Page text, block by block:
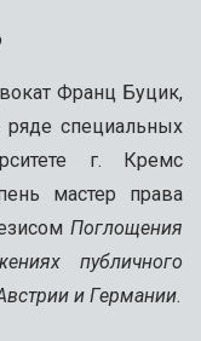
Франц Буцик,
специальных
г. Кремс
мастер права
Поглощения
публичного
и Германии.